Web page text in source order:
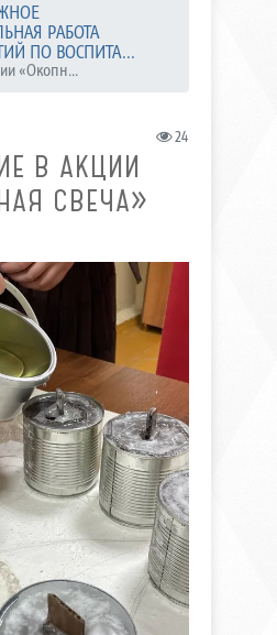
РАБОТА
ПО ВОСПИТА...
«Окопн...
24
В АКЦИИ
СВЕЧА»